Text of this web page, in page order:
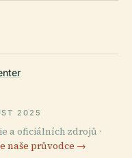
2025
a oficiálních zdrojů ·
naše průvodce →